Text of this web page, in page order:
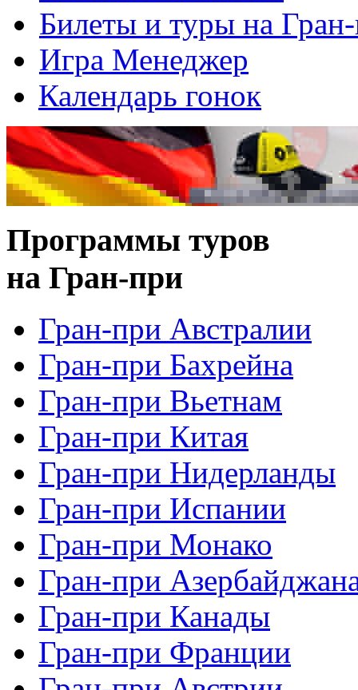
Билеты и туры на
Игра Менеджер
Календарь гонок
Программы туров
на Гран-при
Гран-при Австралии
Гран-при Бахрейна
Гран-при Вьетнам
Гран-при Китая
Гран-при Нидерланды
Гран-при Испании
Гран-при Монако
Гран-при
Гран-при Канады
Гран-при Франции